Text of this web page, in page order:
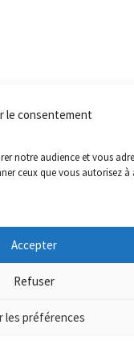
le consentement
notre audience et vous
ceux que vous autorisez
Accepter
Refuser
les préférences